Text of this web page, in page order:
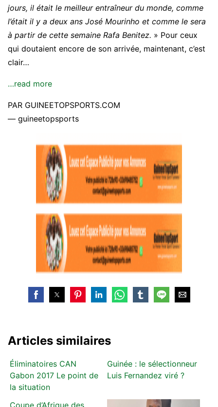
jours, il était le meilleur entraîneur du monde, comme
l’était il y a deux ans José Mourinho et comme le sera
à partir de cette semaine Rafa Benitez. » Pour ceux
qui doutaient encore de son arrivée, maintenant, c’est
clair…
…read more
PAR GUINEETOPSPORTS.COM
— guineetopsports
Articles similaires
Éliminatoires CAN
Gabon 2017 Le point de
la situation
Guinée : le sélectionneur
Luis Fernandez viré ?